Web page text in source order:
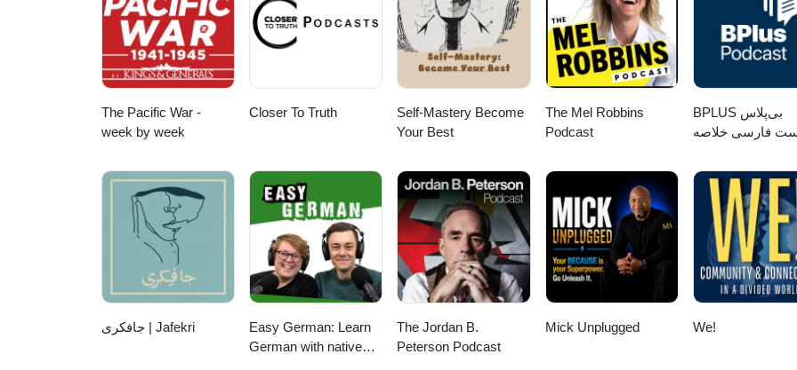
The Pacific War -
week by week
Closer To Truth
Self-Mastery Become
Your Best
The Mel Robbins
Podcast
‌BPLUS بی‌پلاس
فارسی خلاصه
جافکری | Jafekri
Easy German: Learn
German with native
The Jordan B.
Peterson Podcast
Mick Unplugged We!